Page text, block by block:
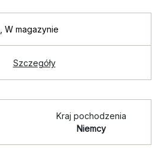
W magazynie
Szczegóły
Kraj pochodzenia
Niemcy